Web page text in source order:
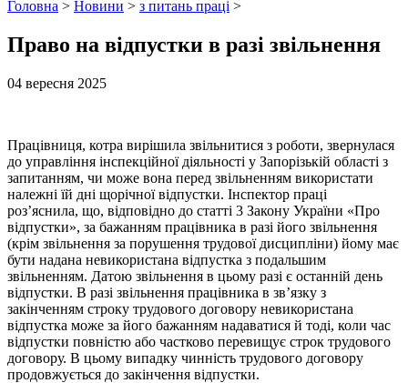
Головна > Новини > з питань праці >
Право на відпустки в разі звільнення
04 вересня 2025
Працівниця, котра вирішила звільнитися з роботи, звернулася
до управління інспекційної діяльності у Запорізькій області з
запитанням, чи може вона перед звільненням використати
належні їй дні щорічної відпустки. Інспектор праці
роз’яснила, що, відповідно до статті 3 Закону України «Про
відпустки», за бажанням працівника в разі його звільнення
(крім звільнення за порушення трудової дисципліни) йому має
бути надана невикористана відпустка з подальшим
звільненням. Датою звільнення в цьому разі є останній день
відпустки. В разі звільнення працівника в зв’язку з
закінченням строку трудового договору невикористана
відпустка може за його бажанням надаватися й тоді, коли час
відпустки повністю або частково перевищує строк трудового
договору. В цьому випадку чинність трудового договору
продовжується до закінчення відпустки.